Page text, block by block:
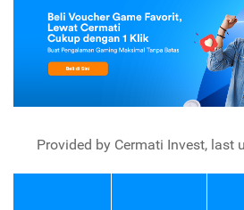
Provided by Cermati Invest, last